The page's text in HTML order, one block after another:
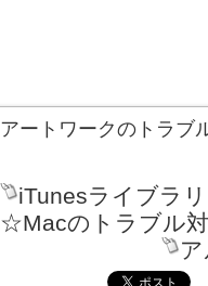
ートワークのトラブ
iTunesライブラリ
☆Macのトラブル